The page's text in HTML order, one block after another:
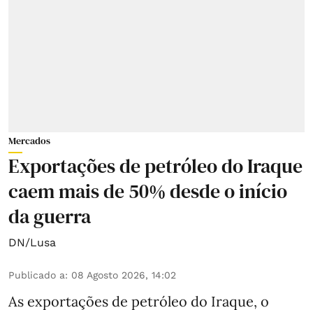
Mercados
Exportações de petróleo do Iraque
caem mais de 50% desde o início
da guerra
DN/Lusa
Publicado a: 08 Agosto 2026, 14:02
As exportações de petróleo do Iraque, o